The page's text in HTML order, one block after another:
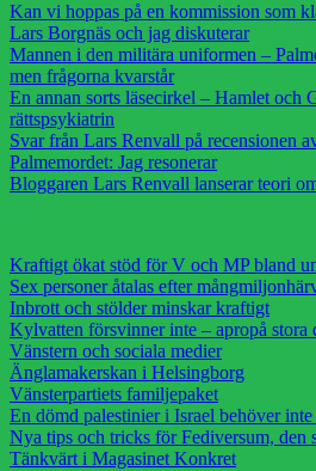
Kan vi hoppas på en kommission som
Lars Borgnäs och jag diskuterar
Mannen i den militära uniformen –
men frågorna kvarstår
En annan sorts läsecirkel – Hamlet och
rättspsykiatrin
Svar från Lars Renvall på recensionen
Palmemordet: Jag resonerar
Bloggaren Lars Renvall lanserar teori
Kraftigt ökat stöd för V och MP bland
Sex personer åtalas efter
Inbrott och stölder minskar kraftigt
Kylvatten försvinner inte – apropå stora
Vänstern och sociala medier
Änglamakerskan i Helsingborg
Vänsterpartiets familjepaket
En dömd palestinier i Israel behöver
Nya tips och tricks för Fediversum, den
Tänkvärt i Magasinet Konkret